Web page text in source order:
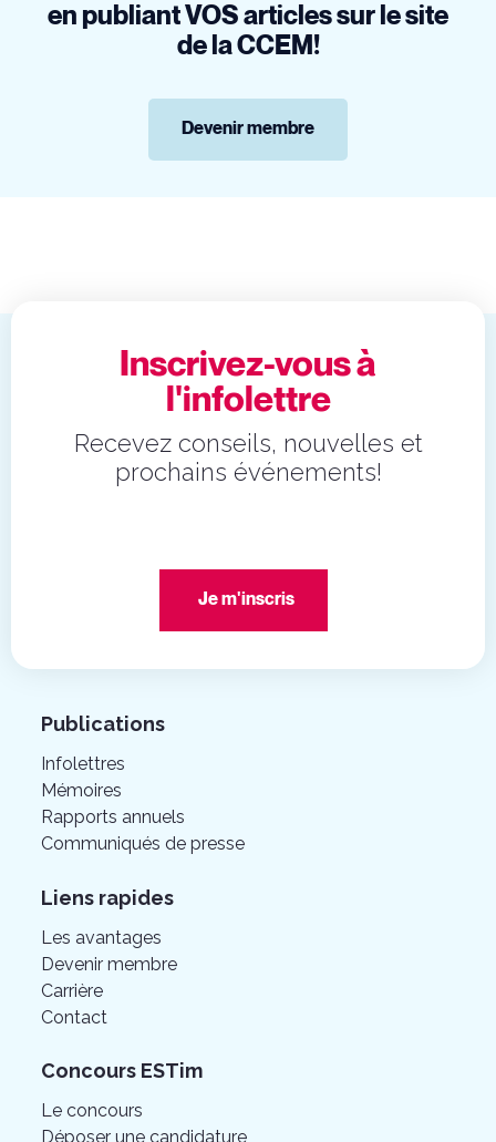
en publiant VOS articles sur le site
de la CCEM!
Devenir membre
Inscrivez-vous à
l'infolettre
Recevez conseils, nouvelles et
prochains événements!
Je m'inscris
Publications
Infolettres
Mémoires
Rapports annuels
Communiqués de presse
Liens rapides
Les avantages
Devenir membre
Carrière
Contact
Concours ESTim
Le concours
Déposer une candidature